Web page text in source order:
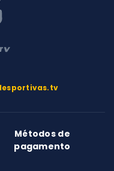
Métodos de
pagamento